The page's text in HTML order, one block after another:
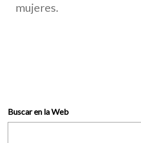
mujeres.
Buscar en la Web